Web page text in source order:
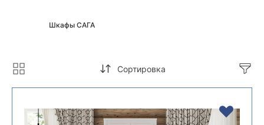
Шкафы САГА
Сортировка